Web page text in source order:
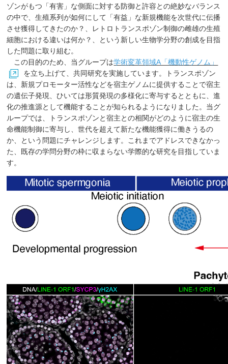
ゾンがもつ「有害」な側面に対する防御と許容との絶妙なバランス
の中で、生殖系列が如何にして「有益」な新規機能を次世代に伝播
させ獲得してきたのか？、レトロトランスポゾン制御の雌雄の生殖
細胞における違いは何か？、という新しい生物学分野の創成を目指
した問題に取り組む。
この目的のため、当グループは学術変革領域A「機動性ゲノム」
を立ち上げて、共同研究を実施しています。トランスポゾン
は、新規プロモーター活性などを宿主ゲノムに提供することで宿主
の遺伝子発現、ひいては形質発現の多様化に寄与するとともに、進
化の推進源として機能することが知られるようになりました。当グ
ループでは、トランスポゾンと宿主との相関がどのように宿主の生
命機能制御に寄与し、世代を超えて新たな機能獲得に働きうるの
か、という問題にチャレンジします。これまでアドレスできなかっ
た、既存の学問分野の枠に収まらない学際的な研究を目指していま
す。